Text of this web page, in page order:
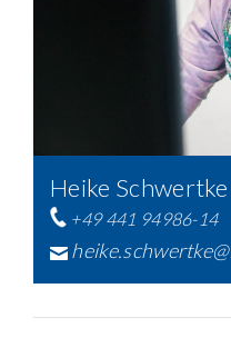
Heike Schwertke
+49 441 94986-14